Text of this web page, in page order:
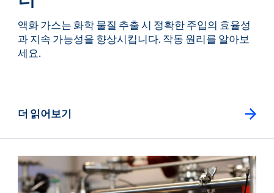
액화 가스는 화학 물질 추출 시 정확한 주입의 효율성
과 지속 가능성을 향상시킵니다. 작동 원리를 알아보
세요.
더 읽어보기